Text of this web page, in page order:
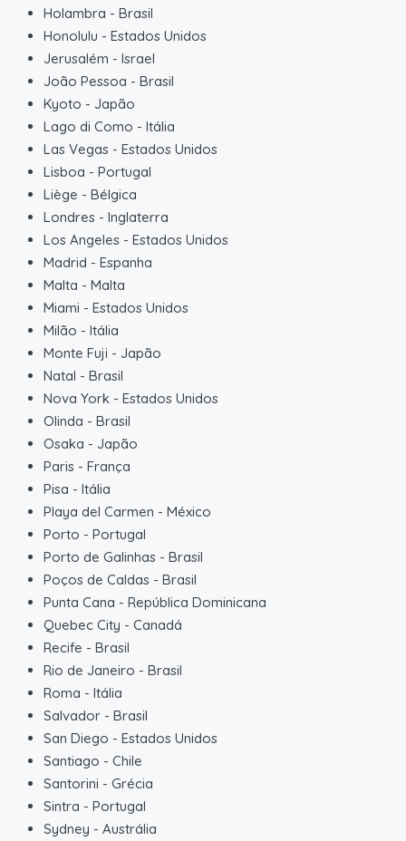
Holambra - Brasil
Honolulu - Estados Unidos
Jerusalém - Israel
João Pessoa - Brasil
Kyoto - Japão
Lago di Como - Itália
Las Vegas - Estados Unidos
Lisboa - Portugal
Liège - Bélgica
Londres - Inglaterra
Los Angeles - Estados Unidos
Madrid - Espanha
Malta - Malta
Miami - Estados Unidos
Milão - Itália
Monte Fuji - Japão
Natal - Brasil
Nova York - Estados Unidos
Olinda - Brasil
Osaka - Japão
Paris - França
Pisa - Itália
Playa del Carmen - México
Porto - Portugal
Porto de Galinhas - Brasil
Poços de Caldas - Brasil
Punta Cana - República Dominicana
Quebec City - Canadá
Recife - Brasil
Rio de Janeiro - Brasil
Roma - Itália
Salvador - Brasil
San Diego - Estados Unidos
Santiago - Chile
Santorini - Grécia
Sintra - Portugal
Sydney - Austrália